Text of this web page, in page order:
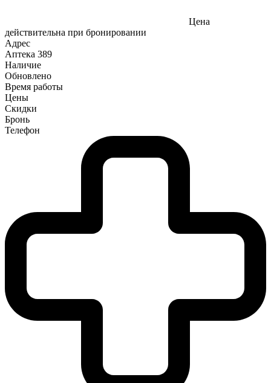
Цена
действительна при бронировании
Адрес
Аптека 389
Наличие
Обновлено
Время работы
Цены
Скидки
Бронь
Телефон